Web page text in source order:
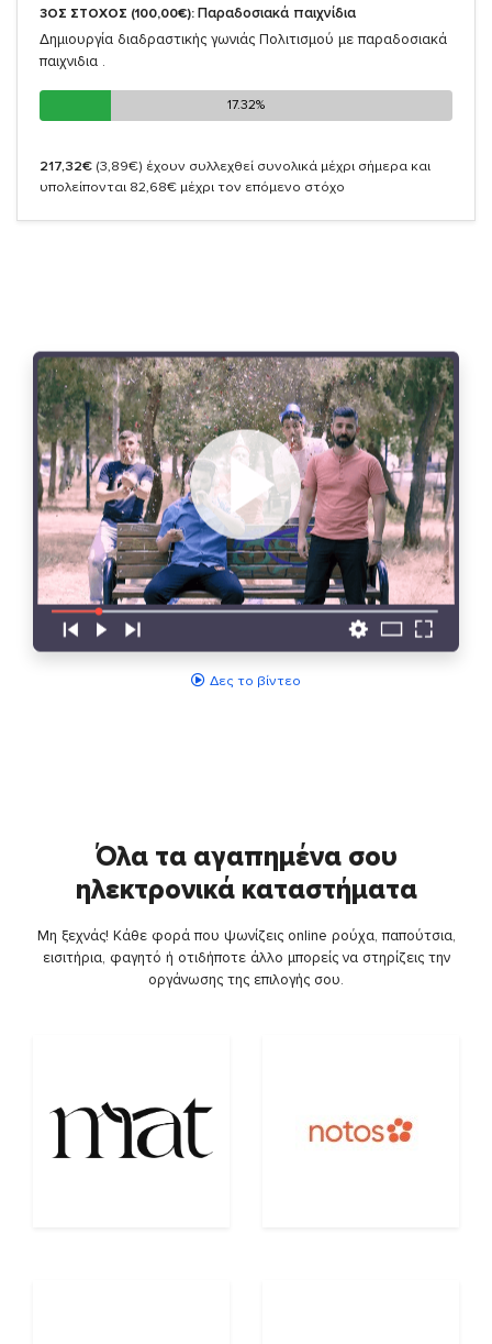
3ΟΣ ΣΤΟΧΟΣ (100,00€): Παραδοσιακά παιχνίδια
Δημιουργία διαδραστικής γωνιάς Πολιτισμού με παραδοσιακά
παιχνιδια .
17.32%
17.32%
217,32€ (3,89€) έχουν συλλεχθεί συνολικά μέχρι σήμερα και
υπολείπονται 82,68€ μέχρι τον επόμενο στόχο
Δες το βίντεο
Όλα τα αγαπημένα σου
ηλεκτρονικά καταστήματα
Μη ξεχνάς! Κάθε φορά που ψωνίζεις online ρούχα, παπούτσια,
εισιτήρια, φαγητό ή οτιδήποτε άλλο μπορείς να στηρίζεις την
οργάνωσης της επιλογής σου.